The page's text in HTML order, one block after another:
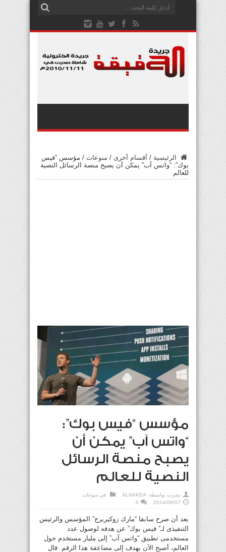
الرئيسية / أقسام أخرى / منوعات / مؤسس “فيس
بوك”: “واتس آب” يمكن أن يصبح منصة الرسائل النصية
للعالم
مؤسس “فيس بوك”:
“واتس آب” يمكن أن
يصبح منصة الرسائل
النصية للعالم
نشرت بواسطة: ALHAKEA في منوعات
2014/09/07
0
بعد أن صرح سابقا “مارك زوكيربرج” المؤسس والرئيس
التنفيذى لـ” فيس بوك” عن هدفه لوصول عدد
مستخدمى تطبيق “واتس آب” إلى مليار مستخدم حول
العالم، أصبح الآن يهدف إلى مضاعفة هذا الرقم. قال